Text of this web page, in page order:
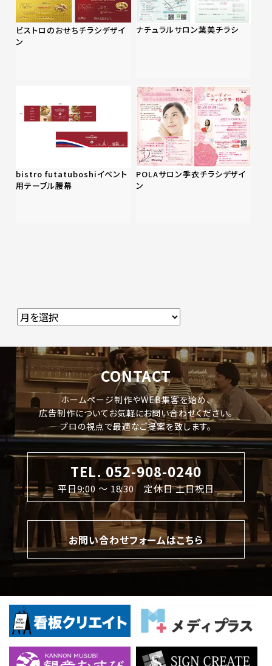
ビストロのおせちチラシデザイ
ン
ナチュラルサロン葉美チラシ
bistro futatuboshiイベント
用テーブル腰幕
POLAサロン季衣チラシデザイ
ン
CONTACT
ホームページ制作やWEB集客を始め、
広告制作についてお気軽にお問い合わせください。
プロの視点で最適なご提案を致します。
TEL. 052-908-0240
平日9:00 〜 18:30 定休日 土日祝日
お問い合わせフォームはこちら